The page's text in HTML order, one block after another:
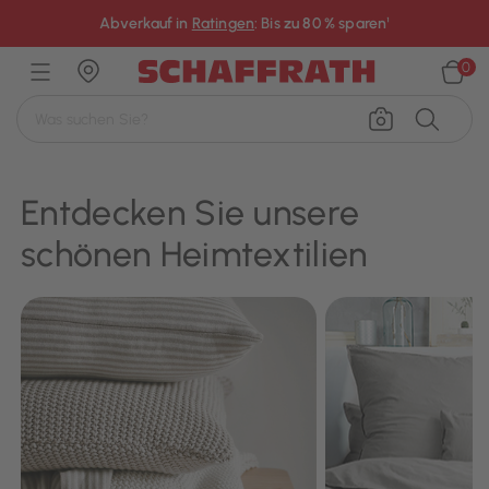
Abverkauf in Ratingen: Bis zu 80 % sparen¹
0
Entdecken Sie unsere
schönen Heimtextilien